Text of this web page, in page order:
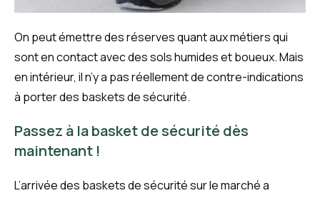
On peut émettre des réserves quant aux métiers qui
sont en contact avec des sols humides et boueux. Mais
en intérieur, il n’y a pas réellement de contre-indications
à porter des baskets de sécurité.
Passez à la basket de sécurité dès
maintenant !
L’arrivée des baskets de sécurité sur le marché a